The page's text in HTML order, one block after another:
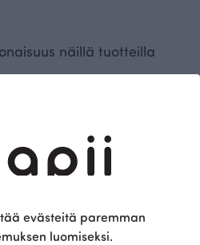
näillä tuotteilla
evästeitä paremman
luomiseksi.